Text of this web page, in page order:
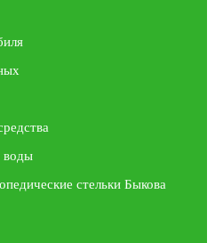
воды
стельки Быкова